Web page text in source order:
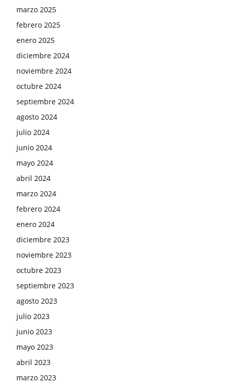
marzo 2025
febrero 2025
enero 2025
diciembre 2024
noviembre 2024
octubre 2024
septiembre 2024
agosto 2024
julio 2024
junio 2024
mayo 2024
abril 2024
marzo 2024
febrero 2024
enero 2024
diciembre 2023
noviembre 2023
octubre 2023
septiembre 2023
agosto 2023
julio 2023
junio 2023
mayo 2023
abril 2023
marzo 2023